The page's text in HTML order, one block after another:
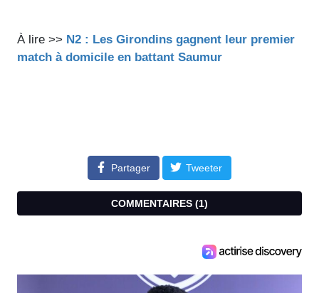
À lire >> N2 : Les Girondins gagnent leur premier
match à domicile en battant Saumur
Partager Tweeter
COMMENTAIRES (1)